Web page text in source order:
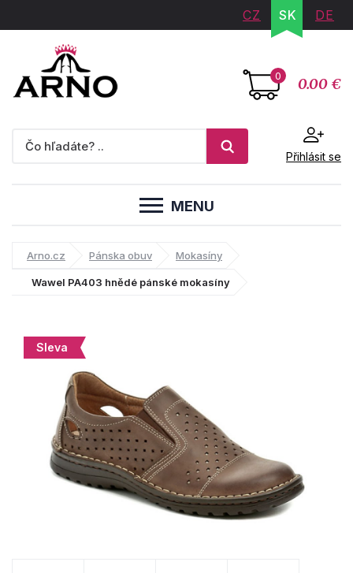
CZ SK DE
0 0.00 €
Přihlásit se
MENU
Arno.cz Pánska obuv Mokasíny
Wawel PA403 hnědé pánské mokasíny
Sleva